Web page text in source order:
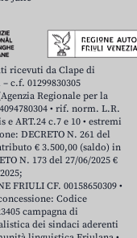
ricevuti da Clape di
c.f. 01299830305
Regionale per la
• rif. norm. L.R.
e ART.24 c.7 e 10 • estremi
DECRETO N. 261 del
€ 3.500,00 (saldo) in
N. 173 del 27/06/2025 €
FRIULI CF. 00158650309 •
Codice
campagna di
dei sindaci aderenti